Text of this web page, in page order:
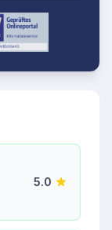
5.0